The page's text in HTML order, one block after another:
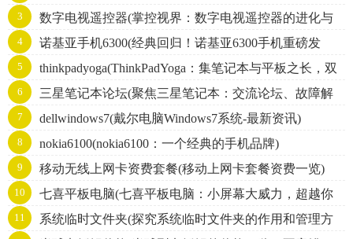
3
数字电视遥控器(掌控视界：数字电视遥控器的进化与
应用)
4
诺基亚手机6300(经典回归！诺基亚6300手机重磅发
布！)
5
thinkpadyoga(ThinkPadYoga：集笔记本与平板之长，双
重身份搭载超强性能)
6
三星笔记本论坛(聚焦三星笔记本：交流论坛、故障解
决、应用推荐)
7 dellwindows7(戴尔电脑Windows7系统-最新资讯)
8 nokia6100(nokia6100：一个经典的手机品牌)
9 移动无线上网卡资费套餐(移动上网卡套餐资费一览)
10
七喜平板电脑(七喜平板电脑：小屏幕大威力，超越你
的流行生活！)
11
系统临时文件夹(探究系统临时文件夹的作用和管理方